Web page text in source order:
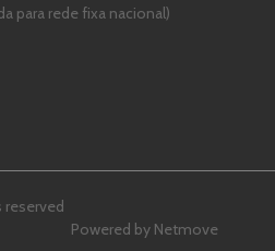
para rede fixa nacional)
reserved
Powered by Netmove